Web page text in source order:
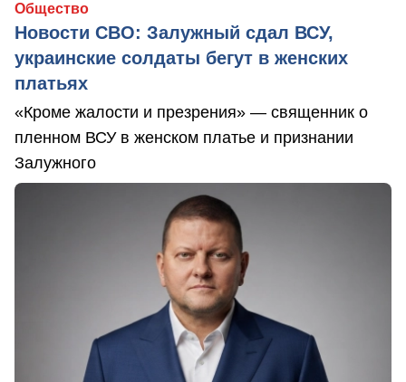
Общество
Новости СВО: Залужный сдал ВСУ,
украинские солдаты бегут в женских
платьях
«Кроме жалости и презрения» — священник о
пленном ВСУ в женском платье и признании
Залужного